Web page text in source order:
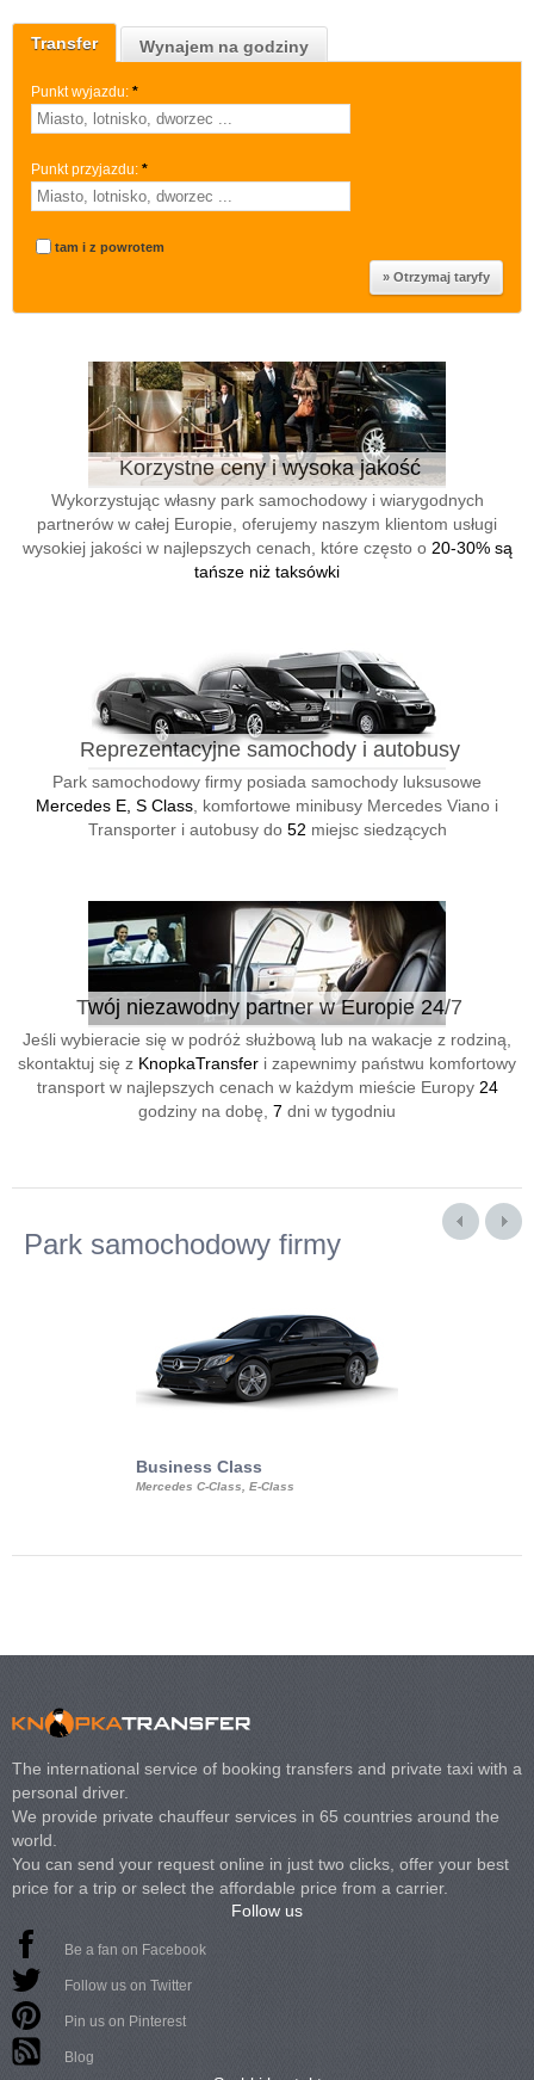
Transfer Wynajem na godziny
Punkt wyjazdu: *
Punkt przyjazdu: *
tam i z powrotem
Korzystne ceny i wysoka jakość
Wykorzystując własny park samochodowy i wiarygodnych
partnerów w całej Europie, oferujemy naszym klientom usługi
wysokiej jakości w najlepszych cenach, które często o 20-30% są
tańsze niż taksówki
Reprezentacyjne samochody i autobusy
Park samochodowy firmy posiada samochody luksusowe
Mercedes E, S Class , komfortowe minibusy Mercedes Viano i
Transporter i autobusy do 52 miejsc siedzących
Twój niezawodny partner w Europie 24/7
Jeśli wybieracie się w podróż służbową lub na wakacje z rodziną,
skontaktuj się z KnopkaTransfer i zapewnimy państwu komfortowy
transport w najlepszych cenach w każdym mieście Europy 24
godziny na dobę, 7 dni w tygodniu
Park samochodowy firmy
Business Class
Mercedes C-Class, E-Class
The international service of booking transfers and private taxi with a
personal driver.
We provide private chauffeur services in 65 countries around the
world.
You can send your request online in just two clicks, offer your best
price for a trip or select the affordable price from a carrier.
Follow us
Be a fan on Facebook
Follow us on Twitter
Pin us on Pinterest
Blog